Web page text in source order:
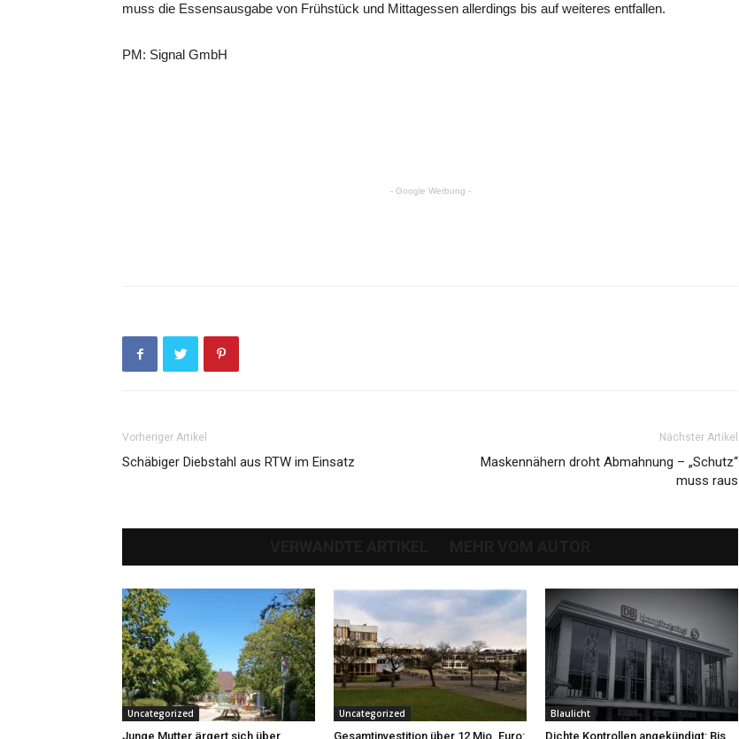
muss die Essensausgabe von Frühstück und Mittagessen allerdings bis auf weiteres entfallen.
PM: Signal GmbH
- Google Werbung -
Vorheriger Artikel
Schäbiger Diebstahl aus RTW im Einsatz
Nächster Artikel
Maskennähern droht Abmahnung – „Schutz“
muss raus
Uncategorized
Junge Mutter ärgert sich über
Uncategorized
Gesamtinvestition über 12 Mio. Euro:
Blaulicht
Dichte Kontrollen angekündigt: Bis